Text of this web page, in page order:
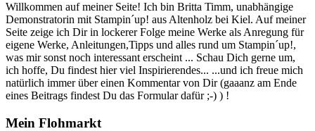
Willkommen auf meiner Seite! Ich bin Britta Timm, unabhängige
Demonstratorin mit Stampin´up! aus Altenholz bei Kiel. Auf meiner
Seite zeige ich Dir in lockerer Folge meine Werke als Anregung für
eigene Werke, Anleitungen,Tipps und alles rund um Stampin´up!,
was mir sonst noch interessant erscheint ... Schau Dich gerne um,
ich hoffe, Du findest hier viel Inspirierendes... ...und ich freue mich
natürlich immer über einen Kommentar von Dir (gaaanz am Ende
eines Beitrags findest Du das Formular dafür ;-) ) !
Mein Flohmarkt